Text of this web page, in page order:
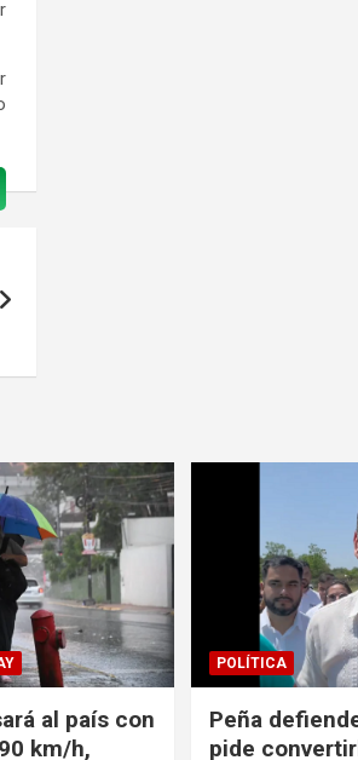
al país con
km/h,
POLÍTICA
Peña
pide